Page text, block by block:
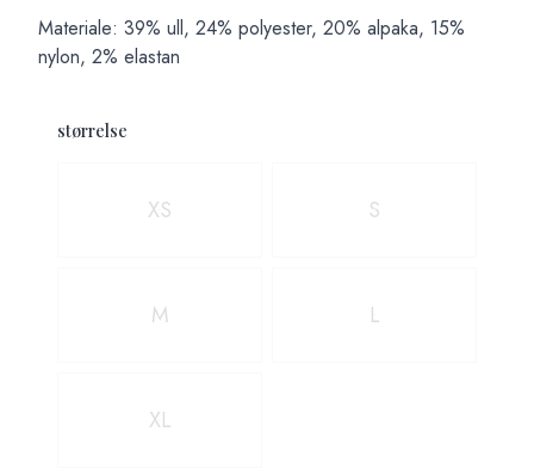
Materiale: 39% ull, 24% polyester, 20% alpaka, 15%
nylon, 2% elastan
størrelse
XS S
M L
XL